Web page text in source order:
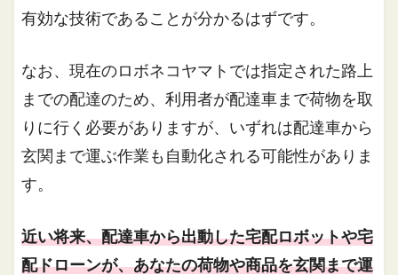
有効な技術であることが分かるはずです。
なお、現在のロボネコヤマトでは指定された路上
までの配達のため、利用者が配達車まで荷物を取
りに行く必要がありますが、いずれは配達車から
玄関まで運ぶ作業も自動化される可能性がありま
す。
近い将来、配達車から出動した宅配ロボットや宅
配ドローンが、あなたの荷物や商品を玄関まで運